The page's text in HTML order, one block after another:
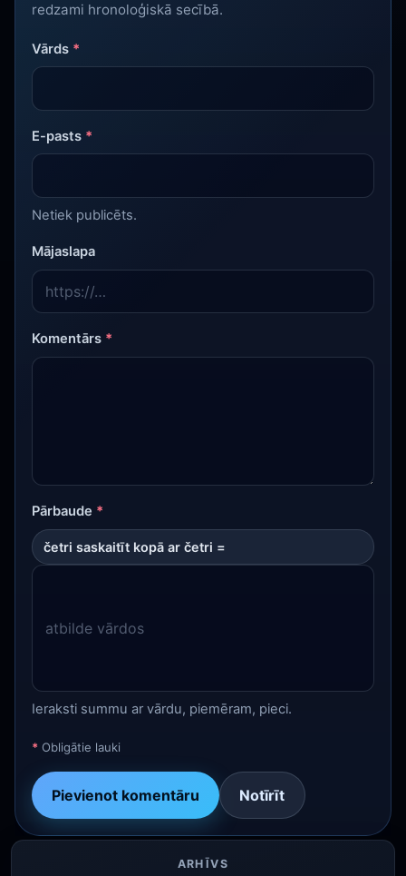
redzami hronoloģiskā secībā.
Vārds *
E-pasts *
Netiek publicēts.
Mājaslapa
Komentārs *
Pārbaude *
četri saskaitīt kopā ar četri =
Ieraksti summu ar vārdu, piemēram, pieci.
* Obligātie lauki
Pievienot komentāru Notīrīt
ARHĪVS